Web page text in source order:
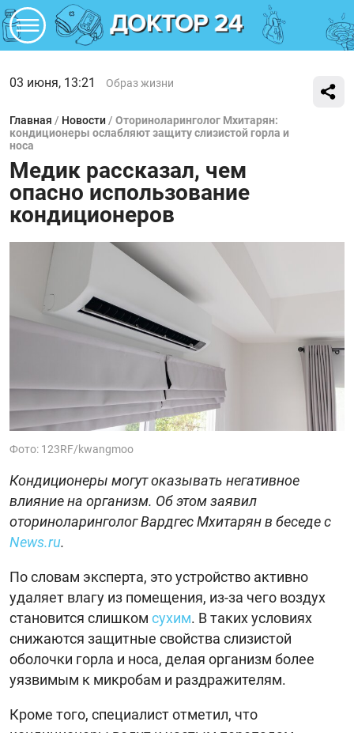
03 июня, 13:21 Образ жизни
Главная / Новости / Оториноларинголог Мхитарян:
кондиционеры ослабляют защиту слизистой горла и
носа
Медик рассказал, чем
опасно использование
кондиционеров
Фото: 123RF/kwangmoo
Кондиционеры могут оказывать негативное
влияние на организм. Об этом заявил
оториноларинголог Вардгес Мхитарян в беседе с
News.ru.
По словам эксперта, это устройство активно
удаляет влагу из помещения, из-за чего воздух
становится слишком сухим. В таких условиях
снижаются защитные свойства слизистой
оболочки горла и носа, делая организм более
уязвимым к микробам и раздражителям.
Кроме того, специалист отметил, что